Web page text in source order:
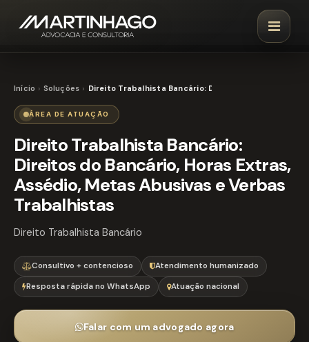
Início Soluções Direito Trabalhista Bancário: Direitos do Bancário,
ÁREA DE ATUAÇÃO
Direito Trabalhista Bancário:
Direitos do Bancário, Horas Extras,
Assédio, Metas Abusivas e Verbas
Trabalhistas
Direito Trabalhista Bancário
Consultivo + contencioso
Atendimento humanizado
Resposta rápida no WhatsApp
Atuação nacional
Falar com um advogado agora